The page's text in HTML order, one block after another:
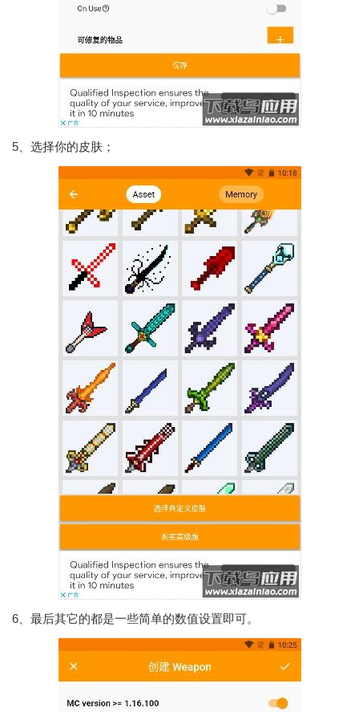
5、选择你的皮肤；
6、最后其它的都是一些简单的数值设置即可。